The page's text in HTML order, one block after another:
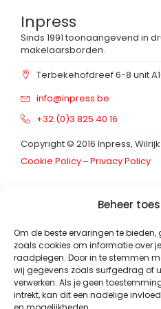
Beheer
Om de beste ervaringen te
zoals cookies om informatie over
raadplegen. Door in te stemmen
wij gegevens zoals surfgedrag of
verwerken. Als je geen
intrekt, kan dit een nadelige
Inpress
Sinds 1991 toonaangevend in
makelaarsborden.
Terbekehofdreef 6-8 unit
info@inpress.be
+32 (0)3 825 40 16
Copyright © 2016 Inpress,
Cookie Policy‒Privacy Policy
Schrijf in op onze
Inschrijven